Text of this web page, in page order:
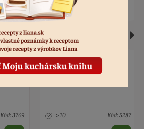
Kód: 5287 > 10 Kód: 4522